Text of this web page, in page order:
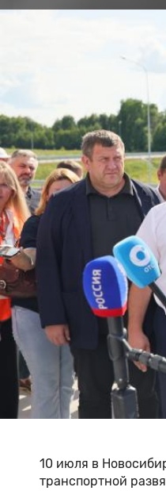
10 июля в
транспортной